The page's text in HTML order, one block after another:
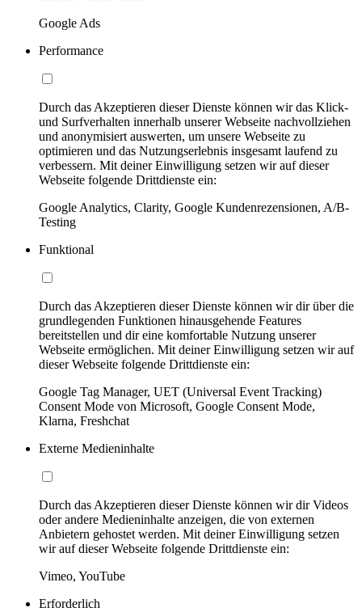
Google Ads
Performance
Durch das Akzeptieren dieser Dienste können wir das Klick-
und Surfverhalten innerhalb unserer Webseite nachvollziehen
und anonymisiert auswerten, um unsere Webseite zu
optimieren und das Nutzungserlebnis insgesamt laufend zu
verbessern. Mit deiner Einwilligung setzen wir auf dieser
Webseite folgende Drittdienste ein:
Google Analytics, Clarity, Google Kundenrezensionen, A/B-
Testing
Funktional
Durch das Akzeptieren dieser Dienste können wir dir über die
grundlegenden Funktionen hinausgehende Features
bereitstellen und dir eine komfortable Nutzung unserer
Webseite ermöglichen. Mit deiner Einwilligung setzen wir auf
dieser Webseite folgende Drittdienste ein:
Google Tag Manager, UET (Universal Event Tracking)
Consent Mode von Microsoft, Google Consent Mode,
Klarna, Freshchat
Externe Medieninhalte
Durch das Akzeptieren dieser Dienste können wir dir Videos
oder andere Medieninhalte anzeigen, die von externen
Anbietern gehostet werden. Mit deiner Einwilligung setzen
wir auf dieser Webseite folgende Drittdienste ein:
Vimeo, YouTube
Erforderlich